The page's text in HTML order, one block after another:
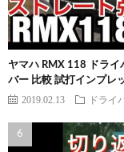
ヤマハ RMX 118 ドライ
バー 比較 試打インプレ
2019.02.13 ドライ